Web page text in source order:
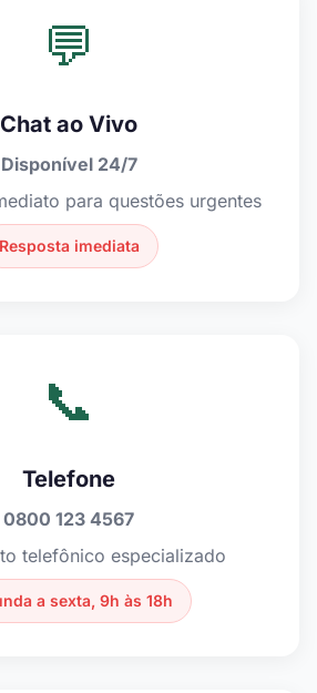
💬
Chat ao Vivo
Disponível 24/7
para questões urgentes
Resposta imediata
📞
Telefone
0800 123 4567
telefônico especializado
a sexta, 9h às 18h